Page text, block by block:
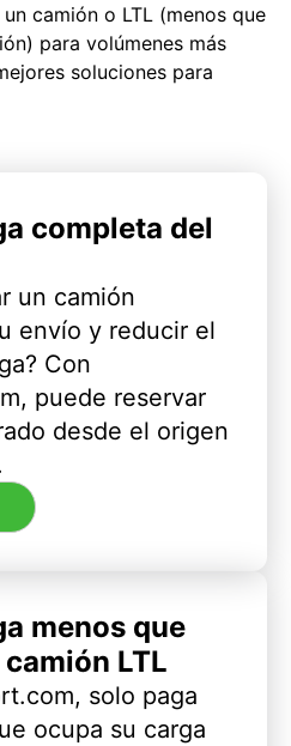
camión o LTL (menos que
para volúmenes más
soluciones para
completa del
un camión
envío y reducir el
Con
puede reservar
desde el origen
menos que
LTL
solo paga
ocupa su carga